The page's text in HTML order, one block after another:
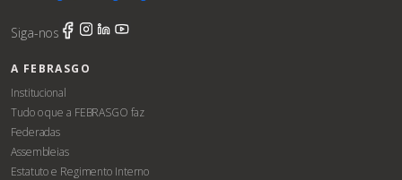
Siga-nos
A FEBRASGO
Institucional
Tudo o que a FEBRASGO faz
Federadas
Assembleias
Estatuto e Regimento Interno